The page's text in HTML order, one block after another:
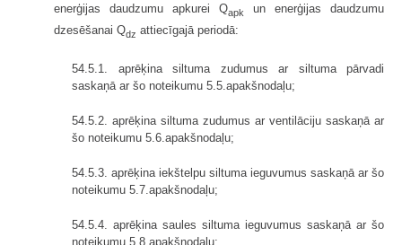
enerģijas daudzumu apkurei Qapk
un enerģijas daudzumu
dzesēšanai Qdz attiecīgajā periodā:
54.5.1. aprēķina siltuma zudumus ar siltuma pārvadi
saskaņā ar šo noteikumu 5.5.apakšnodaļu;
54.5.2. aprēķina siltuma zudumus ar ventilāciju saskaņā ar
šo noteikumu 5.6.apakšnodaļu;
54.5.3. aprēķina iekštelpu siltuma ieguvumus saskaņā ar šo
noteikumu 5.7.apakšnodaļu;
54.5.4. aprēķina saules siltuma ieguvumus saskaņā ar šo
noteikumu 5.8.apakšnodaļu;